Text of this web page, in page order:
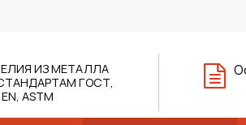
ИЗ МЕТАЛЛА
ГОСТ,
ASTM